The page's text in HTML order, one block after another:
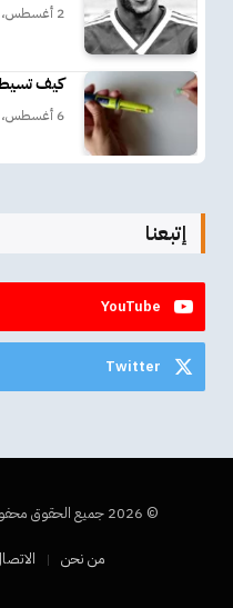
2 أغسطس، 2026
كيف
6 أغسطس، 2026
إتبعنا
YouTube
Twitter
© 2026 جميع الحقوق محفوظة لمجموعة إس تي إس الإعلامية.
من نحن